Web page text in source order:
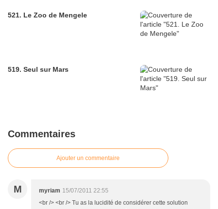
521. Le Zoo de Mengele
519. Seul sur Mars
Commentaires
Ajouter un commentaire
M myriam 15/07/2011 22:55
<br /> <br /> Tu as la lucidité de considérer cette solution